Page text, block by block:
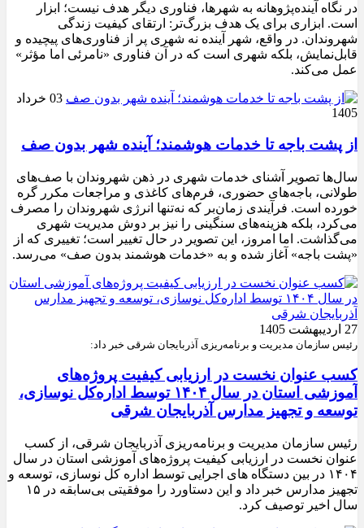
در نگاه آینده‌پژوهانه به شهرها، فناوری دیگر هدف نیست؛ ابزار
است. ابزاری برای یک هدف بزرگ‌تر: ارتقای کیفیت زندگی
شهروندان. در واقع، شهر آینده نه شهری پر از فناوری‌های پیچیده و
قابل‌نمایش، بلکه شهری است که در آن فناوری «نامرئی اما مؤثر»
عمل می‌کند.
03 خرداد
1405
از پشت باجه تا خدمات هوشمند؛ آینده شهر بدون صف
سال‌ها تصویر آشنای خدمات شهری در ذهن شهروندان با صف‌های
طولانی، باجه‌های حضوری، فرم‌های کاغذی و مراجعات مکرر گره
خورده است. فرآیندی زمان‌بر که نه‌تنها انرژی شهروندان را مصرف
می‌کرد، بلکه هزینه‌های سنگینی را نیز بر دوش مدیریت شهری
می‌گذاشت. اما امروز، این تصویر در حال تغییر است؛ تغییری که از
«پشت باجه» آغاز شده و به «خدمات هوشمند بدون صف» می‌رسد.
27 اردیبهشت 1405
رئیس سازمان مدیریت و برنامه‌ریزی آذربایجان شرقی خبر داد:
کسب عنوان نخست در ارزیابی کیفیت پروژه‌های
آموزشی استان در سال ۱۴۰۴ توسط اداره‌کل نوسازی،
توسعه و تجهیز مدارس آذربایجان شرقی
رئیس سازمان مدیریت و برنامه‌ریزی آذربایجان شرقی، از کسب
عنوان نخست در ارزیابی کیفیت پروژه‌های آموزشی استان در سال
۱۴۰۴ در بین دستگاه های اجرایی توسط اداره کل نوسازی، توسعه و
تجهیز مدارس خبر داد و این دستاورد را موفقیتی بی‌سابقه در ۱۵
سال اخیر توصیف کرد.